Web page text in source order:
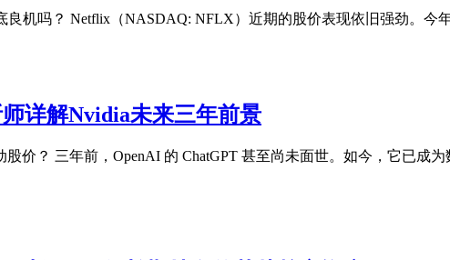
机吗？ Netflix（NASDAQ: NFLX）近期的股价表现依旧强劲。今
详解Nvidia未来三年前景
价？ 三年前，OpenAI 的 ChatGPT 甚至尚未面世。如今，它已成